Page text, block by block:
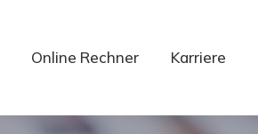
Online Rechner Karriere